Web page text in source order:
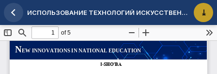
Maqola tafsilotlariga qaytish ИСПОЛЬЗОВАНИЕ ТЕХНОЛОГИЙ ИСКУССТВЕННОГО ИНТЕЛЛЕКТА ПРИ ПРОВЕДЕНИИ КАРАНТИННОГО ФИТОСАНИТАРНОГО МОНИТОРИНГА